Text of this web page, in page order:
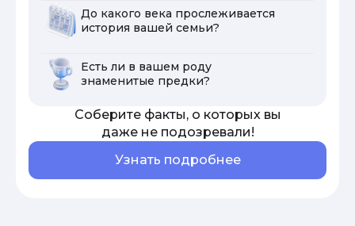
До какого века прослеживается
история вашей семьи?
Есть ли в вашем роду
знаменитые предки?
Соберите факты, о которых вы
даже не подозревали!
Узнать подробнее